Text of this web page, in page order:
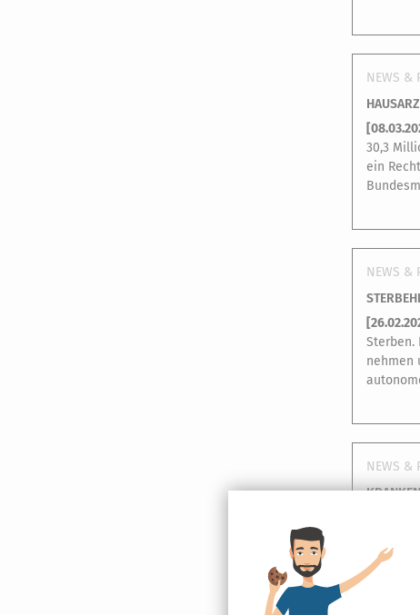
NEWS &
[
30,3
ein
NEWS &
[
Sterben.
nehmen
NEWS &